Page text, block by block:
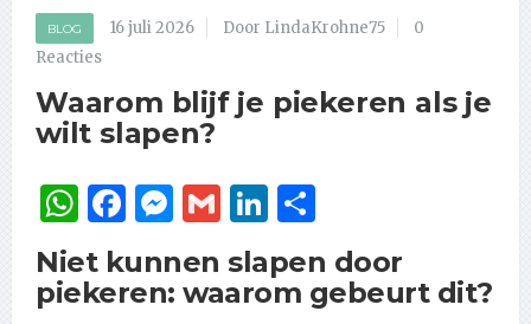
BLOG 16 juli 2026 Door LindaKrohne75
0
Reacties
Waarom blijf je piekeren als je
wilt slapen?
WhatsApp
Facebook
Messenger
GmailLinkedIn
Niet kunnen slapen door
piekeren: waarom gebeurt dit?